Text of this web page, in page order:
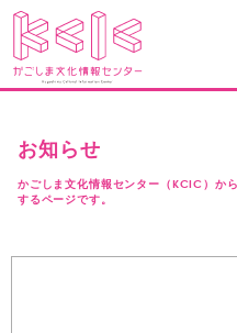
お知らせ
かごしま文化情報センター（KCIC）か
するページです。